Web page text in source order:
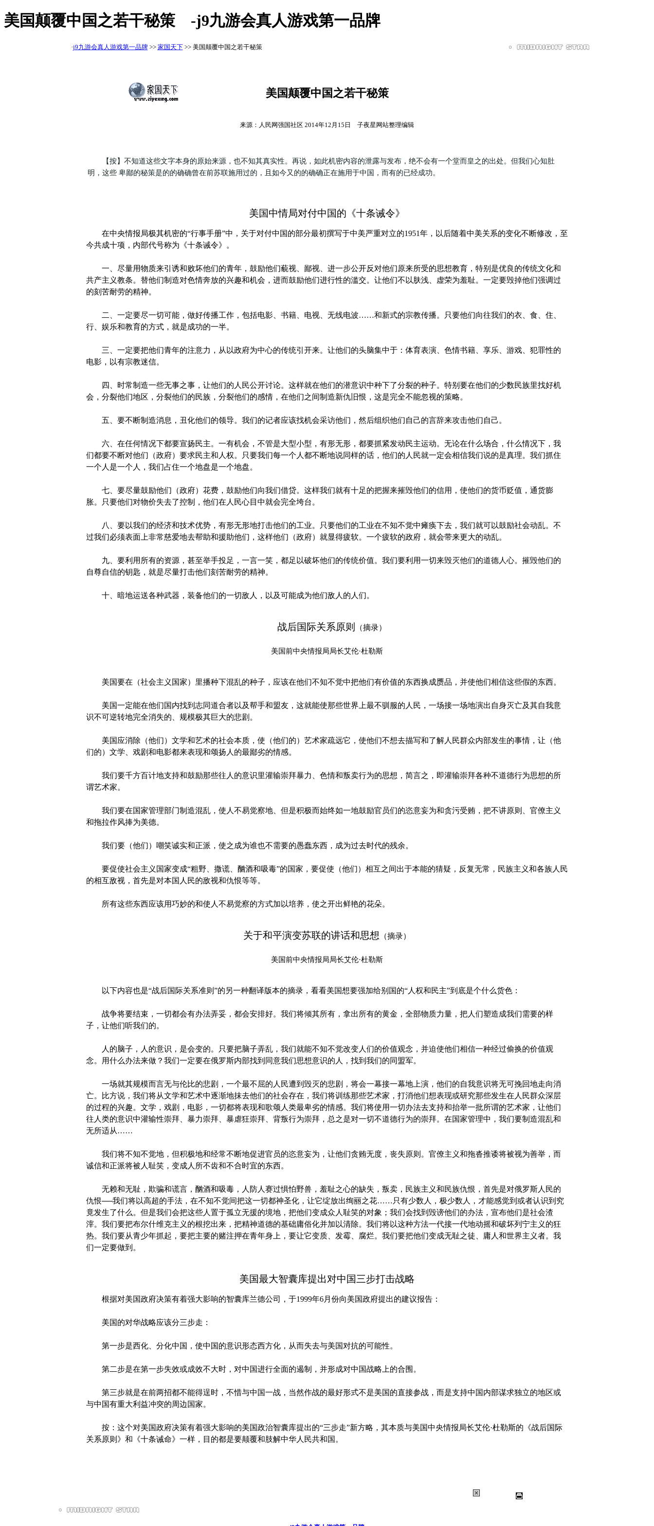
美国颠覆中国之若干秘策 -j9九游会真人游戏第一品牌
·j9九游会真人游戏第一品牌>> 家国天下>> 美国颠覆中国之若干秘策
美国颠覆中国之若干秘策
来源：人民网强国社区 2014年12月15日 子夜星网站整理编辑
【按】不知道这些文字本身的原始来源，也不知其真实性。再说，如此机密内容的泄露与发布，绝不会有一个堂而皇之的出处。但我们心知肚
明，这些 卑鄙的秘策是的的确确曾在前苏联施用过的，且如今又的的确确正在施用于中国，而有的已经成功。
美国中情局对付中国的《十条诫令》
在中央情报局极其机密的“行事手册”中，关于对付中国的部分最初撰写于中美严重对立的1951年，以后随着中美关系的变化不断修改，至
今共成十项，内部代号称为《十条诫令》。
一、尽量用物质来引诱和败坏他们的青年，鼓励他们藐视、鄙视、进一步公开反对他们原来所受的思想教育，特别是优良的传统文化和
共产主义教条。替他们制造对色情奔放的兴趣和机会，进而鼓励他们进行性的滥交。让他们不以肤浅、虚荣为羞耻。一定要毁掉他们强调过
的刻苦耐劳的精神。
二、一定要尽一切可能，做好传播工作，包括电影、书籍、电视、无线电波……和新式的宗教传播。只要他们向往我们的衣、食、住、
行、娱乐和教育的方式，就是成功的一半。
三、一定要把他们青年的注意力，从以政府为中心的传统引开来。让他们的头脑集中于：体育表演、色情书籍、享乐、游戏、犯罪性的
电影，以有宗教迷信。
四、时常制造一些无事之事，让他们的人民公开讨论。这样就在他们的潜意识中种下了分裂的种子。特别要在他们的少数民族里找好机
会，分裂他们地区，分裂他们的民族，分裂他们的感情，在他们之间制造新仇旧恨，这是完全不能忽视的策略。
五、要不断制造消息，丑化他们的领导。我们的记者应该找机会采访他们，然后组织他们自己的言辞来攻击他们自己。
六、在任何情况下都要宣扬民主。一有机会，不管是大型小型，有形无形，都要抓紧发动民主运动。无论在什么场合，什么情况下，我
们都要不断对他们（政府）要求民主和人权。只要我们每一个人都不断地说同样的话，他们的人民就一定会相信我们说的是真理。我们抓住
一个人是一个人，我们占住一个地盘是一个地盘。
七、要尽量鼓励他们（政府）花费，鼓励他们向我们借贷。这样我们就有十足的把握来摧毁他们的信用，使他们的货币贬值，通货膨
胀。只要他们对物价失去了控制，他们在人民心目中就会完全垮台。
八、要以我们的经济和技术优势，有形无形地打击他们的工业。只要他们的工业在不知不觉中瘫痪下去，我们就可以鼓励社会动乱。不
过我们必须表面上非常慈爱地去帮助和援助他们，这样他们（政府）就显得疲软。一个疲软的政府，就会带来更大的动乱。
九、要利用所有的资源，甚至举手投足，一言一笑，都足以破坏他们的传统价值。我们要利用一切来毁灭他们的道德人心。摧毁他们的
自尊自信的钥匙，就是尽量打击他们刻苦耐劳的精神。
十、暗地运送各种武器，装备他们的一切敌人，以及可能成为他们敌人的人们。
战后国际关系原则 （摘录）
美国前中央情报局局长艾伦·杜勒斯
美国要在（社会主义国家）里播种下混乱的种子，应该在他们不知不觉中把他们有价值的东西换成赝品，并使他们相信这些假的东西。
美国一定能在他们国内找到志同道合者以及帮手和盟友，这就能使那些世界上最不驯服的人民，一场接一场地演出自身灭亡及其自我意
识不可逆转地完全消失的、规模极其巨大的悲剧。
美国应消除（他们）文学和艺术的社会本质，使（他们的）艺术家疏远它，使他们不想去描写和了解人民群众内部发生的事情，让（他
们的）文学、戏剧和电影都来表现和颂扬人的最鄙劣的情感。
我们要千方百计地支持和鼓励那些往人的意识里灌输崇拜暴力、色情和叛卖行为的思想，简言之，即灌输崇拜各种不道德行为思想的所
谓艺术家。
我们要在国家管理部门制造混乱，使人不易觉察地、但是积极而始终如一地鼓励官员们的恣意妄为和贪污受贿，把不讲原则、官僚主义
和拖拉作风捧为美德。
我们要（他们）嘲笑诚实和正派，使之成为谁也不需要的愚蠢东西，成为过去时代的残余。
要促使社会主义国家变成“粗野、撒谎、酗酒和吸毒”的国家，要促使（他们）相互之间出于本能的猜疑，反复无常，民族主义和各族人民
的相互敌视，首先是对本国人民的敌视和仇恨等等。
所有这些东西应该用巧妙的和使人不易觉察的方式加以培养，使之开出鲜艳的花朵。
关于和平演变苏联的讲话和思想 （摘录）
美国前中央情报局局长艾伦·杜勒斯
以下内容也是“战后国际关系准则”的另一种翻译版本的摘录，看看美国想要强加给别国的“人权和民主”到底是个什么货色：
战争将要结束，一切都会有办法弄妥，都会安排好。我们将倾其所有，拿出所有的黄金，全部物质力量，把人们塑造成我们需要的样
子，让他们听我们的。
人的脑子，人的意识，是会变的。只要把脑子弄乱，我们就能不知不觉改变人们的价值观念，并迫使他们相信一种经过偷换的价值观
念。用什么办法来做？我们一定要在俄罗斯内部找到同意我们思想意识的人，找到我们的同盟军。
一场就其规模而言无与伦比的悲剧，一个最不屈的人民遭到毁灭的悲剧，将会一幕接一幕地上演，他们的自我意识将无可挽回地走向消
亡。比方说，我们将从文学和艺术中逐渐地抹去他们的社会存在，我们将训练那些艺术家，打消他们想表现或研究那些发生在人民群众深层
的过程的兴趣。文学，戏剧，电影，一切都将表现和歌颂人类最卑劣的情感。我们将使用一切办法去支持和抬举一批所谓的艺术家，让他们
往人类的意识中灌输性崇拜、暴力崇拜、暴虐狂崇拜、背叛行为崇拜，总之是对一切不道德行为的崇拜。在国家管理中，我们要制造混乱和
无所适从……
我们将不知不觉地，但积极地和经常不断地促进官员的恣意妄为，让他们贪贿无度，丧失原则。官僚主义和拖沓推诿将被视为善举，而
诚信和正派将被人耻笑，变成人所不齿和不合时宜的东西。
无赖和无耻，欺骗和谎言，酗酒和吸毒，人防人赛过惧怕野兽，羞耻之心的缺失，叛卖，民族主义和民族仇恨，首先是对俄罗斯人民的
仇恨──我们将以高超的手法，在不知不觉间把这一切都神圣化，让它绽放出绚丽之花……只有少数人，极少数人，才能感觉到或者认识到究
竟发生了什么。但是我们会把这些人置于孤立无援的境地，把他们变成众人耻笑的对象；我们会找到毁谤他们的办法，宣布他们是社会渣
滓。我们要把布尔什维克主义的根挖出来，把精神道德的基础庸俗化并加以清除。我们将以这种方法一代接一代地动摇和破坏列宁主义的狂
热。我们要从青少年抓起，要把主要的赌注押在青年身上，要让它变质、发霉、腐烂。我们要把他们变成无耻之徒、庸人和世界主义者。我
们一定要做到。
美国最大智囊库提出对中国三步打击战略
根据对美国政府决策有着强大影响的智囊库兰德公司，于1999年6月份向美国政府提出的建议报告：
美国的对华战略应该分三步走：
第一步是西化、分化中国，使中国的意识形态西方化，从而失去与美国对抗的可能性。
第二步是在第一步失效或成效不大时，对中国进行全面的遏制，并形成对中国战略上的合围。
第三步就是在前两招都不能得逞时，不惜与中国一战，当然作战的最好形式不是美国的直接参战，而是支持中国内部谋求独立的地区或
与中国有重大利益冲突的周边国家。
按：这个对美国政府决策有着强大影响的美国政治智囊库提出的“三步走”新方略，其本质与美国中央情报局长艾伦·杜勒斯的《战后国际
关系原则》和《十条诫命》一样，目的都是要颠覆和肢解中华人民共和国。